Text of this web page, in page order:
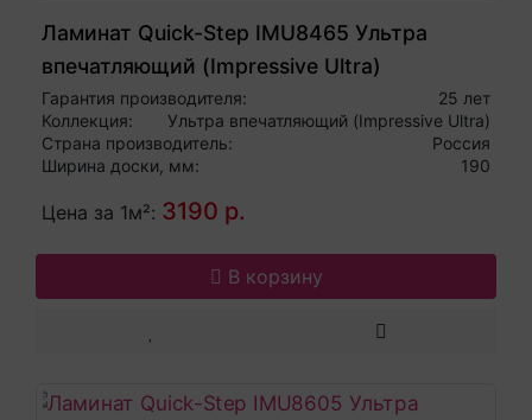
Ламинат Quick-Step IMU8465 Ультра
впечатляющий (Impressive Ultra)
влагостойкий 33 класс Дуб зимний
Гарантия производителя:
25 лет
Коллекция:
Ультра впечатляющий (Impressive Ultra)
Страна производитель:
Россия
Ширина доски, мм:
190
Цена за 1м²: 3190 р.
В корзину